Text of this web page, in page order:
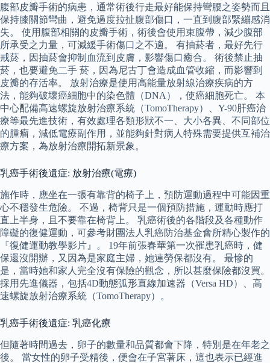
腹部皮瓣手術的病患，通常術後行走最好能保持彎腰之姿勢而且
保持膝關節彎曲，避免過度拉扯腹部傷口，一直到腹部緊繃感消
失。 使用腹部相關的皮瓣手術，術後會使用束腹帶，減少腹部
所承受之力量，可減緩手術傷口之不適。 有抽菸者，最好先行
戒菸，因抽菸會抑制血流到皮膚，影響傷口癒合。 術後禁止抽
菸，也要避免二手 菸，因為尼古丁會造成血管收縮，而影響到
皮瓣的存活率。 放射治療是使用高能量放射線治療疾病的方
法，能夠破壞癌細胞中的染色體（DNA），使癌細胞死亡。 本
中心配備高速螺旋放射治療系統（TomoTherapy）、Y-90肝癌治
療等最先進技術，有效處理各類形狀不一、大小各異、不同部位
的腫瘤，減低電療副作用，並能夠針對病人特殊需要提供互補治
療方案，為放射治療開拓新景象。
乳癌手術後遺症: 放射治療(電療)
施作時，應坐在一張有靠背的椅子上，預防運動過程中可能因重
心不穩發生危險。 不過，椅背只是一個預防措施，運動時應打
直上半身，且不要靠在椅背上。 乳癌術後的各階段及各種動作
障礙的復健運動，可參考財團法人乳癌防治基金會所精心製作的
『復健運動教學影片』。 19年前張春華第一次罹患乳癌時，健
保還沒開辦，又因為是家庭主婦，她連勞保都沒有。 最慘的
是，當時她和家人完全沒有保險的觀念，所以甚麼保險都沒買。
採用先進儀器，包括4D動態弧形直線加速器（Versa HD）、高
速螺旋放射治療系統（TomoTherapy）。
乳癌手術後遺症: 乳癌化療
但隨著時間過去，卵子的數量和品質都會下降，特別是在年老之
後。 當女性的卵子受精後，便會在子宮著床，這也表示已經進